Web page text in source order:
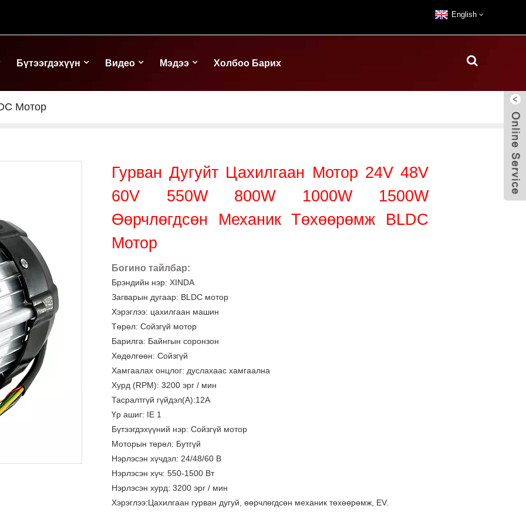
English
Бүтээгдэхүүн Видео Мэдээ Холбоо Барих
Мотор
Гурван Дугуйт Цахилгаан Мотор 24V 48V
60V 550W 800W 1000W 1500W
Өөрчлөгдсөн Механик Төхөөрөмж BLDC
Мотор
Богино тайлбар:
Брэндийн нэр: XINDA
Загварын дугаар: BLDC мотор
Хэрэглээ: цахилгаан машин
Төрөл: Сойзгүй мотор
Барилга: Байнгын соронзон
Хөдөлгөөн: Сойзгүй
Хамгаалах онцлог: дуслахаас хамгаална
Хурд (RPM): 3200 эрг / мин
Тасралтгүй гүйдэл(A):12А
Үр ашиг: IE 1
Бүтээгдэхүүний нэр: Сойзгүй мотор
Моторын төрөл: Бутгүй
Нэрлэсэн хүчдэл: 24/48/60 В
Нэрлэсэн хүч: 550-1500 Вт
Нэрлэсэн хурд: 3200 эрг / мин
Хэрэглээ:Цахилгаан гурван дугуй, өөрчлөгдсөн механик төхөөрөмж, EV.